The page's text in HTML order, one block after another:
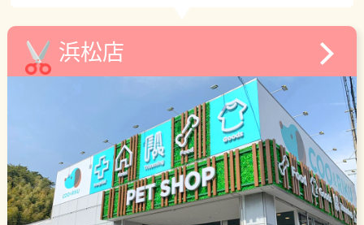
浜松店